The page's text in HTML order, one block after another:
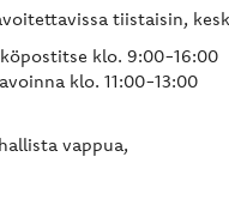
tiistaisin,
klo. 9:00-16:00
klo. 11:00-13:00
vappua,